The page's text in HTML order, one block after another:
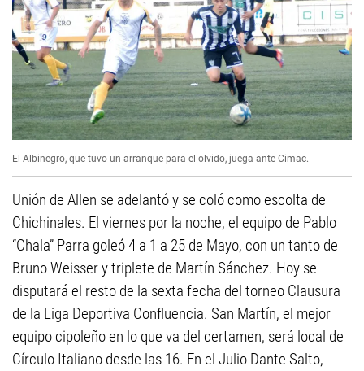
El Albinegro, que tuvo un arranque para el olvido, juega ante Cimac.
Unión de Allen se adelantó y se coló como escolta de
Chichinales. El viernes por la noche, el equipo de Pablo
“Chala” Parra goleó 4 a 1 a 25 de Mayo, con un tanto de
Bruno Weisser y triplete de Martín Sánchez. Hoy se
disputará el resto de la sexta fecha del torneo Clausura
de la Liga Deportiva Confluencia. San Martín, el mejor
equipo cipoleño en lo que va del certamen, será local de
Círculo Italiano desde las 16. En el Julio Dante Salto,